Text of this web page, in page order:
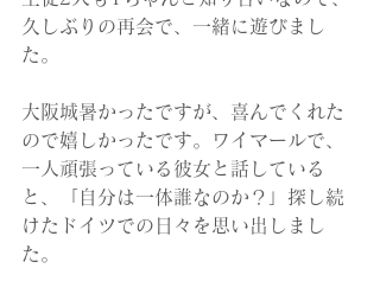
久しぶりの再会で、一緒に遊びまし
た。
大阪城暑かったですが、喜んでくれた
ので嬉しかったです。ワイマールで、
一人頑張っている彼女と話している
と、「自分は一体誰なのか？」探し続
けたドイツでの日々を思い出しまし
た。